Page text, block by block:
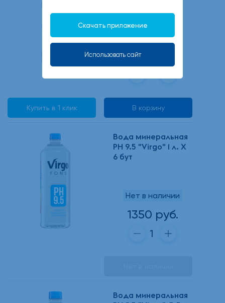
В наличии
264 руб.
Купить в 1 клик В корзину
Вода минеральная
PH 9.5 "Virgo" 1 л. Х
6 бут
Нет в наличии
1350 руб.
Вода минеральная
Скачать приложение
Использовать сайт